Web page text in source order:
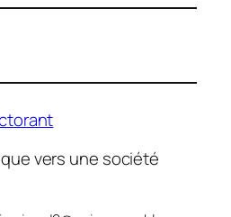
vers une société